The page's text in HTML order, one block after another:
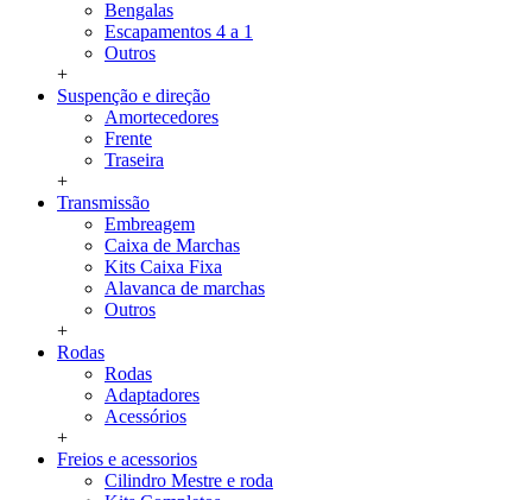
Bengalas
Escapamentos 4 a 1
Outros
+
Suspenção e direção
Amortecedores
Frente
Traseira
+
Transmissão
Embreagem
Caixa de Marchas
Kits Caixa Fixa
Alavanca de marchas
Outros
+
Rodas
Rodas
Adaptadores
Acessórios
+
Freios e acessorios
Cilindro Mestre e roda